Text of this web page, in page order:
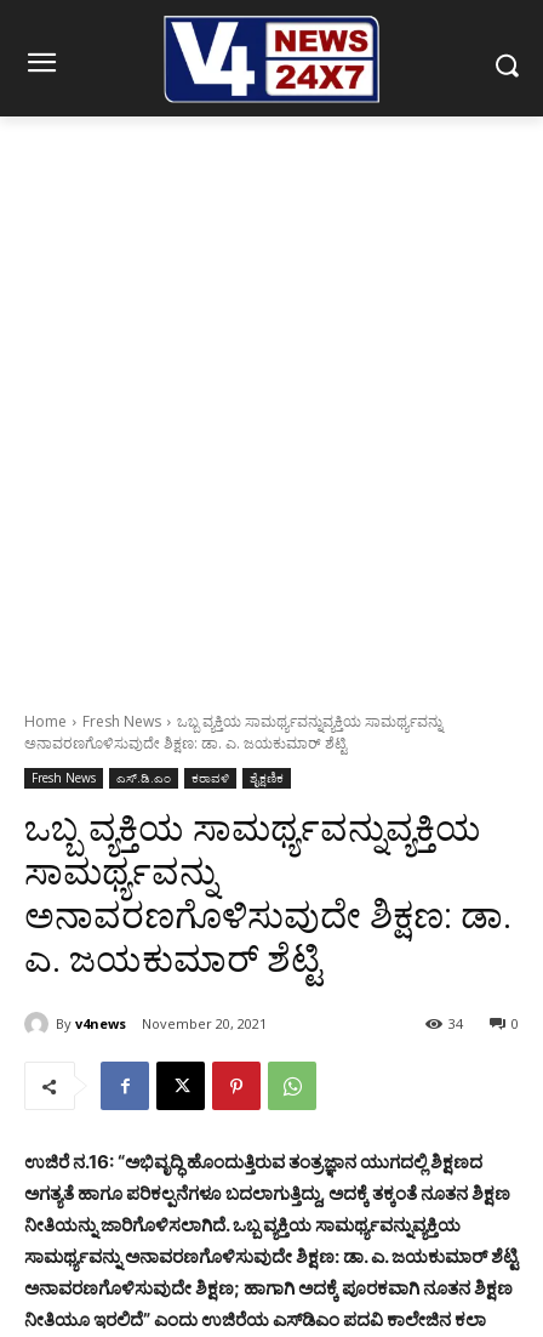
Home Fresh News
ಒಬ್ಬ ವ್ಯಕ್ತಿಯ ಸಾಮರ್ಥ್ಯವನ್ನುವ್ಯಕ್ತಿಯ ಸಾಮರ್ಥ್ಯವನ್ನು
ಅನಾವರಣಗೊಳಿಸುವುದೇ ಶಿಕ್ಷಣ: ಡಾ. ಎ. ಜಯಕುಮಾರ್ ಶೆಟ್ಟಿ
Fresh News ಎಸ್‌.ಡಿ.ಎಂ ಕರಾವಳಿ ಶೈಕ್ಷಣಿಕ
ಒಬ್ಬ ವ್ಯಕ್ತಿಯ ಸಾಮರ್ಥ್ಯವನ್ನುವ್ಯಕ್ತಿಯ
ಸಾಮರ್ಥ್ಯವನ್ನು
ಅನಾವರಣಗೊಳಿಸುವುದೇ ಶಿಕ್ಷಣ: ಡಾ.
ಎ. ಜಯಕುಮಾರ್ ಶೆಟ್ಟಿ
By v4news November 20, 2021 0
34
ಉಜಿರೆ ನ.16: “ಅಭಿವೃದ್ಧಿ ಹೊಂದುತ್ತಿರುವ ತಂತ್ರಜ್ಞಾನ ಯುಗದಲ್ಲಿ ಶಿಕ್ಷಣದ
ಅಗತ್ಯತೆ ಹಾಗೂ ಪರಿಕಲ್ಪನೆಗಳೂ ಬದಲಾಗುತ್ತಿದ್ದು, ಅದಕ್ಕೆ ತಕ್ಕಂತೆ ನೂತನ ಶಿಕ್ಷಣ
ನೀತಿಯನ್ನು ಜಾರಿಗೊಳಿಸಲಾಗಿದೆ. ಒಬ್ಬ ವ್ಯಕ್ತಿಯ ಸಾಮರ್ಥ್ಯವನ್ನುವ್ಯಕ್ತಿಯ
ಸಾಮರ್ಥ್ಯವನ್ನು ಅನಾವರಣಗೊಳಿಸುವುದೇ ಶಿಕ್ಷಣ: ಡಾ. ಎ. ಜಯಕುಮಾರ್ ಶೆಟ್ಟಿ
ಅನಾವರಣಗೊಳಿಸುವುದೇ ಶಿಕ್ಷಣ; ಹಾಗಾಗಿ ಅದಕ್ಕೆ ಪೂರಕವಾಗಿ ನೂತನ ಶಿಕ್ಷಣ
ನೀತಿಯೂ ಇರಲಿದೆ” ಎಂದು ಉಜಿರೆಯ ಎಸ್‌ಡಿಎಂ ಪದವಿ ಕಾಲೇಜಿನ ಕಲಾ